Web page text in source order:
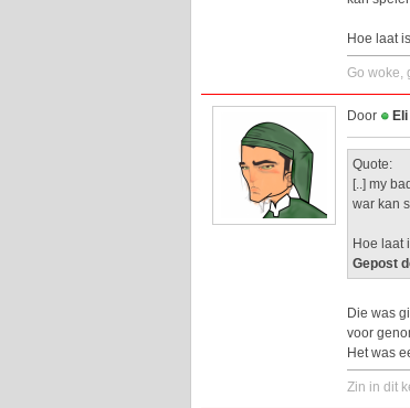
Hoe laat
Go woke,
Door Eli
Quote:
[..] my
war kan
Hoe laat
Gepost
Die was
voor
Het was
Zin in dit